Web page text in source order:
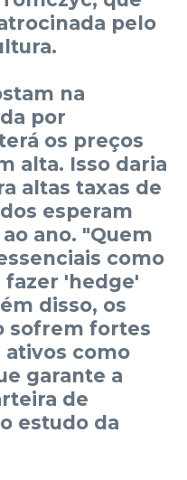
pelo
na
por
os preços
alta. Isso daria
altas taxas de
esperam
ano. "Quem
como
fazer 'hedge'
disso, os
sofrem fortes
ativos como
garante a
de
estudo da